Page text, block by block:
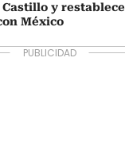
y restablece
México